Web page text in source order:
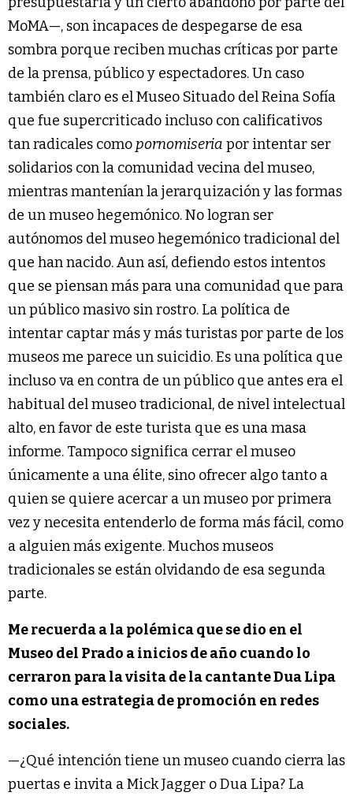
MoMA—, son incapaces de despegarse de esa
sombra porque reciben muchas críticas por parte
de la prensa, público y espectadores. Un caso
también claro es el Museo Situado del Reina Sofía
que fue supercriticado incluso con calificativos
tan radicales como pornomiseria por intentar ser
solidarios con la comunidad vecina del museo,
mientras mantenían la jerarquización y las formas
de un museo hegemónico. No logran ser
autónomos del museo hegemónico tradicional del
que han nacido. Aun así, defiendo estos intentos
que se piensan más para una comunidad que para
un público masivo sin rostro. La política de
intentar captar más y más turistas por parte de los
museos me parece un suicidio. Es una política que
incluso va en contra de un público que antes era el
habitual del museo tradicional, de nivel intelectual
alto, en favor de este turista que es una masa
informe. Tampoco significa cerrar el museo
únicamente a una élite, sino ofrecer algo tanto a
quien se quiere acercar a un museo por primera
vez y necesita entenderlo de forma más fácil, como
a alguien más exigente. Muchos museos
tradicionales se están olvidando de esa segunda
parte.
Me recuerda a la polémica que se dio en el
Museo del Prado a inicios de año cuando lo
cerraron para la visita de la cantante Dua Lipa
como una estrategia de promoción en redes
sociales.
—¿Qué intención tiene un museo cuando cierra las
puertas e invita a Mick Jagger o Dua Lipa? La